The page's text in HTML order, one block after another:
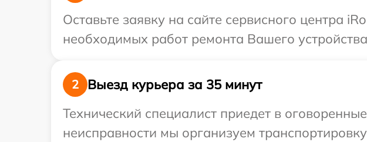
Оставьте заявку на сайте сервисного центра
необходимых работ ремонта Вашего
2
Выезд курьера за 35 минут
Технический специалист приедет в
неисправности мы организуем